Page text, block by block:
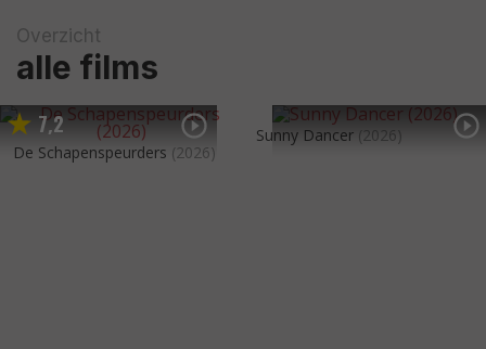
Overzicht
alle films
7,2
De Schapenspeurders (2026)
Sunny Dancer (2026)